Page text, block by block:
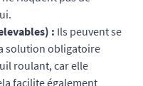
: Ils peuvent se
solution obligatoire
roulant, car elle
facilite également